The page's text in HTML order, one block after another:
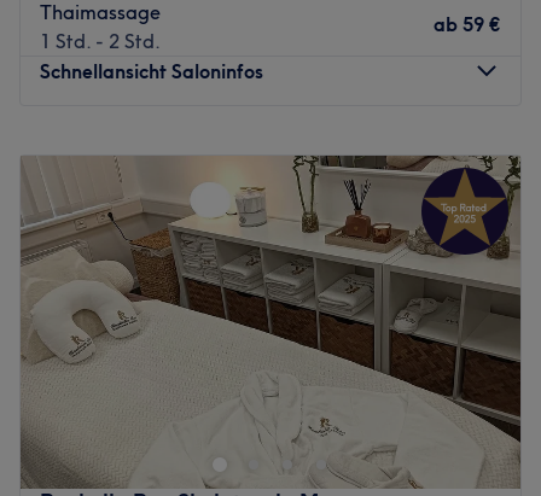
Thaimassage
1 Std. - 2 Std.
ab 59 €
Schnellansicht Saloninfos
Dienstag
10:00–20:00
Mittwoch
10:00
20:00
Donnerstag
10:00 –20:00
Freitag
10:00–20:00
Samstag
10:00–20:00
Sonntag
Geschlossen
Bei Charming Thai Massage & Spa in Hamburg,
Barmbek-Nord ist Entspannung für das allgemeine
Wohlbefinden unerlässlich. Ganz egal, ob du
Verspannungen lösen, Schmerzen lindern oder einfach
nur entspannen möchtest, das Studio hat für jedes